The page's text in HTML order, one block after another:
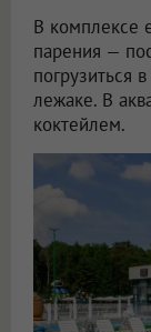
В комплексе
парения —
погрузиться
лежаке. В
коктейлем.